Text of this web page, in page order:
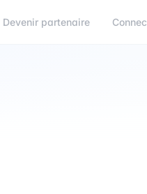
Devenir partenaire